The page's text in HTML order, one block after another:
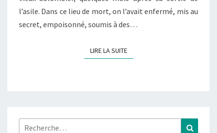
l’asile. Dans ce lieu de mort, on l’avait enfermé, mis au
secret, empoisonné, soumis à des…
LIRE LA SUITELIRE LA SUITE
Rechercher :